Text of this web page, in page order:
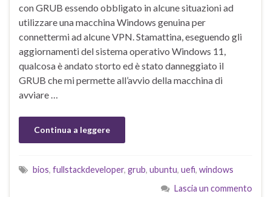
con GRUB essendo obbligato in alcune situazioni ad
utilizzare una macchina Windows genuina per
connettermi ad alcune VPN. Stamattina, eseguendo gli
aggiornamenti del sistema operativo Windows 11,
qualcosa è andato storto ed è stato danneggiato il
GRUB che mi permette all’avvio della macchina di
avviare …
Continua a leggere
bios, fullstackdeveloper, grub, ubuntu, uefi, windows
Lascia un commento